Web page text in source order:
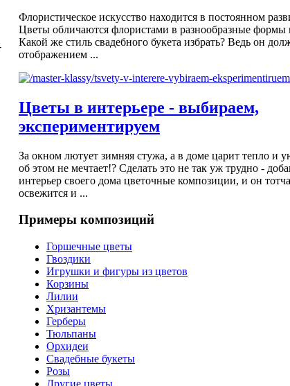
Флористическое искусство находится в постоянном
Цветы обличаются флористами в разнообразные формы
Какой же стиль свадебного букета избрать? Ведь он
отображением ...
Цветы в интерьере - выбираем,
экспериментируем
За окном лютует зимняя стужа, а в доме царит тепло и
об этом не мечтает!? Сделать это не так уж трудно -
интерьер своего дома цветочные композиции, и он
освежится и ...
Примеры композиций
Горшечные цветы
Гвоздики
Игрушки и фигуры из цветов
Корзины
Лилии
Хризантемы
Герберы
Тюльпаны
Орхидеи
Свадебные букеты
Розы